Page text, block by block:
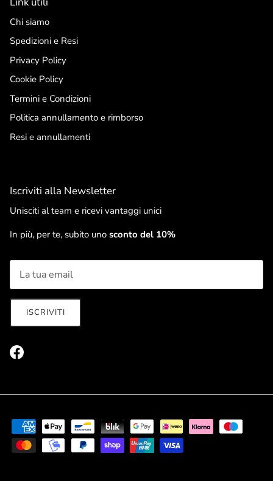
Chi siamo
Spedizioni e Resi
Privacy Policy
Cookie Policy
Termini e Condizioni
Politica annullamento e rimborso
Resi e annullamenti
Iscriviti alla Newsletter
Unisciti al team e ricevi vantaggi unici
In più, per te, subito uno sconto del 10%
ISCRIVITI
Facebook